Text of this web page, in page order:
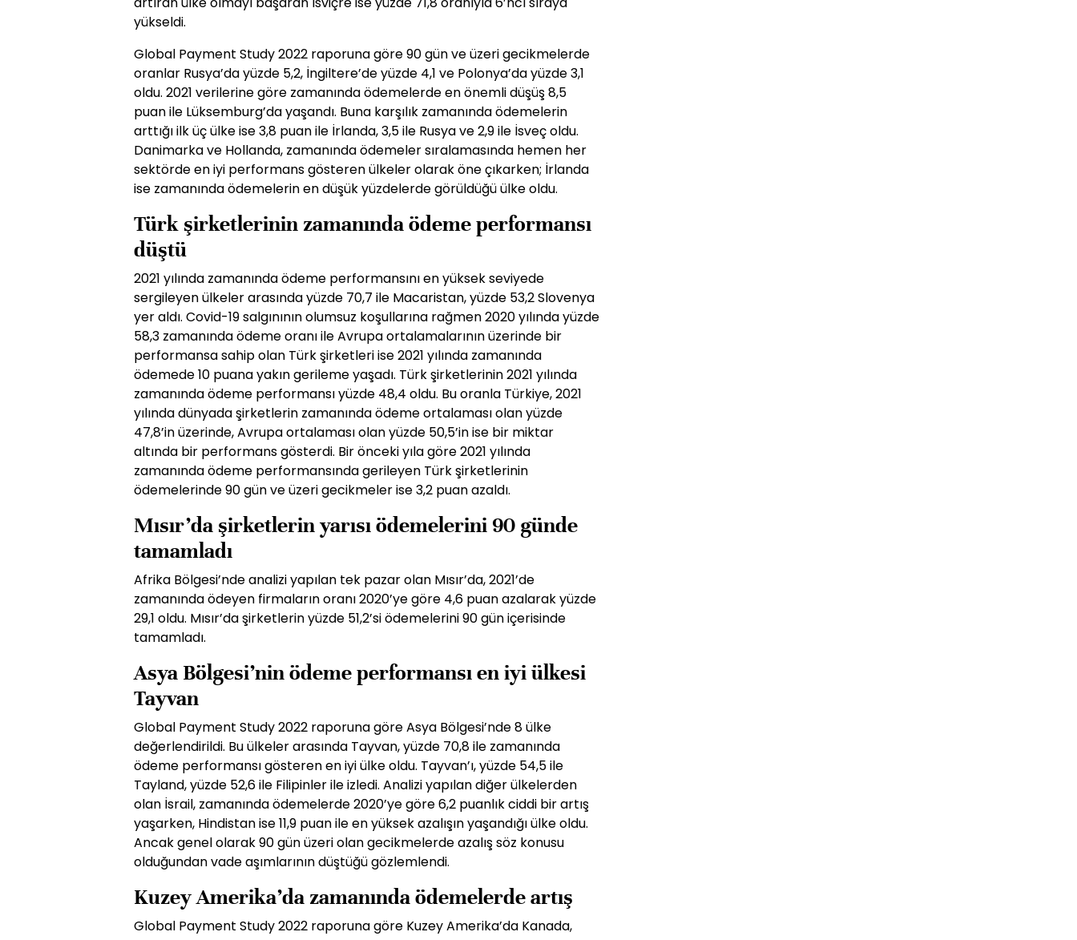
yükseldi.
Global Payment Study 2022 raporuna göre 90 gün ve üzeri gecikmelerde
oranlar Rusya’da yüzde 5,2, İngiltere’de yüzde 4,1 ve Polonya’da yüzde 3,1
oldu. 2021 verilerine göre zamanında ödemelerde en önemli düşüş 8,5
puan ile Lüksemburg’da yaşandı. Buna karşılık zamanında ödemelerin
arttığı ilk üç ülke ise 3,8 puan ile İrlanda, 3,5 ile Rusya ve 2,9 ile İsveç oldu.
Danimarka ve Hollanda, zamanında ödemeler sıralamasında hemen her
sektörde en iyi performans gösteren ülkeler olarak öne çıkarken; İrlanda
ise zamanında ödemelerin en düşük yüzdelerde görüldüğü ülke oldu.
Türk şirketlerinin zamanında ödeme performansı
düştü
2021 yılında zamanında ödeme performansını en yüksek seviyede
sergileyen ülkeler arasında yüzde 70,7 ile Macaristan, yüzde 53,2 Slovenya
yer aldı. Covid-19 salgınının olumsuz koşullarına rağmen 2020 yılında yüzde
58,3 zamanında ödeme oranı ile Avrupa ortalamalarının üzerinde bir
performansa sahip olan Türk şirketleri ise 2021 yılında zamanında
ödemede 10 puana yakın gerileme yaşadı. Türk şirketlerinin 2021 yılında
zamanında ödeme performansı yüzde 48,4 oldu. Bu oranla Türkiye, 2021
yılında dünyada şirketlerin zamanında ödeme ortalaması olan yüzde
47,8’in üzerinde, Avrupa ortalaması olan yüzde 50,5’in ise bir miktar
altında bir performans gösterdi. Bir önceki yıla göre 2021 yılında
zamanında ödeme performansında gerileyen Türk şirketlerinin
ödemelerinde 90 gün ve üzeri gecikmeler ise 3,2 puan azaldı.
Mısır’da şirketlerin yarısı ödemelerini 90 günde
tamamladı
Afrika Bölgesi’nde analizi yapılan tek pazar olan Mısır’da, 2021’de
zamanında ödeyen firmaların oranı 2020’ye göre 4,6 puan azalarak yüzde
29,1 oldu. Mısır’da şirketlerin yüzde 51,2’si ödemelerini 90 gün içerisinde
tamamladı.
Asya Bölgesi’nin ödeme performansı en iyi ülkesi
Tayvan
Global Payment Study 2022 raporuna göre Asya Bölgesi’nde 8 ülke
değerlendirildi. Bu ülkeler arasında Tayvan, yüzde 70,8 ile zamanında
ödeme performansı gösteren en iyi ülke oldu. Tayvan’ı, yüzde 54,5 ile
Tayland, yüzde 52,6 ile Filipinler ile izledi. Analizi yapılan diğer ülkelerden
olan İsrail, zamanında ödemelerde 2020’ye göre 6,2 puanlık ciddi bir artış
yaşarken, Hindistan ise 11,9 puan ile en yüksek azalışın yaşandığı ülke oldu.
Ancak genel olarak 90 gün üzeri olan gecikmelerde azalış söz konusu
olduğundan vade aşımlarının düştüğü gözlemlendi.
Kuzey Amerika’da zamanında ödemelerde artış
Global Payment Study 2022 raporuna göre Kuzey Amerika’da Kanada,